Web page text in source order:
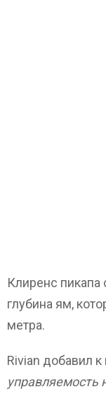
Клиренс пикапа
глубина ям,
метра.
Rivian добавил
управляемость